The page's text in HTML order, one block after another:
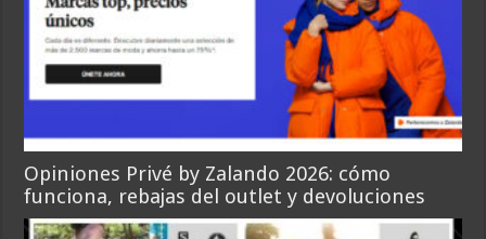
Opiniones Privé by Zalando 2026: cómo
funciona, rebajas del outlet y devoluciones